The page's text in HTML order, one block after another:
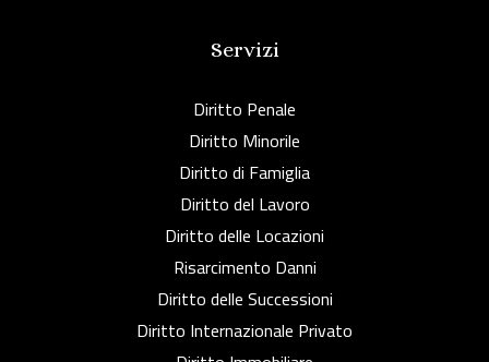
Servizi
Diritto Penale
Diritto Minorile
Diritto di Famiglia
Diritto del Lavoro
Diritto delle Locazioni
Risarcimento Danni
Diritto delle Successioni
Diritto Internazionale Privato